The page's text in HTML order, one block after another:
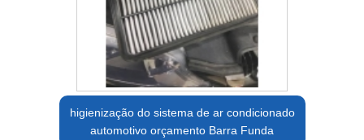
higienização do sistema de ar condicionado
automotivo orçamento Barra Funda